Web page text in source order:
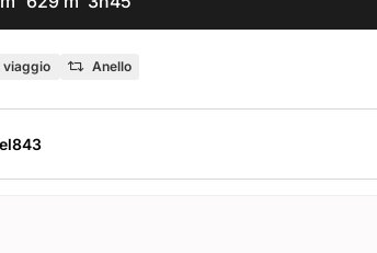
viaggio Anello